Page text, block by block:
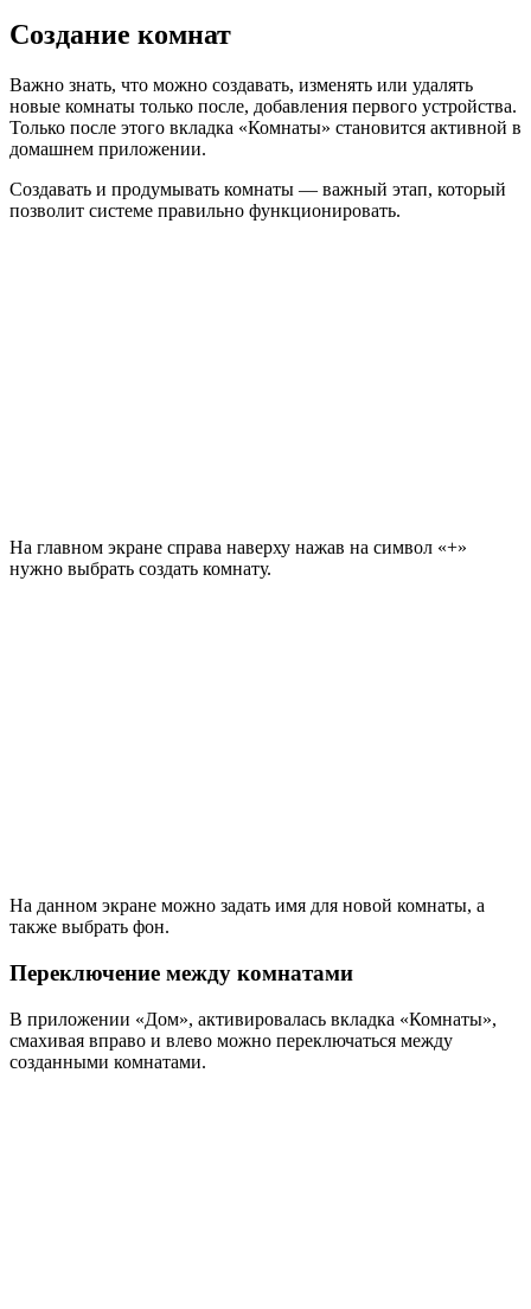
Создание комнат
Важно знать, что можно создавать, изменять или удалять
новые комнаты только после, добавления первого устройства.
Только после этого вкладка «Комнаты» становится активной в
домашнем приложении.
Создавать и продумывать комнаты — важный этап, который
позволит системе правильно функционировать.
На главном экране справа наверху нажав на символ «+»
нужно выбрать создать комнату.
На данном экране можно задать имя для новой комнаты, а
также выбрать фон.
Переключение между комнатами
В приложении «Дом», активировалась вкладка «Комнаты»,
смахивая вправо и влево можно переключаться между
созданными комнатами.